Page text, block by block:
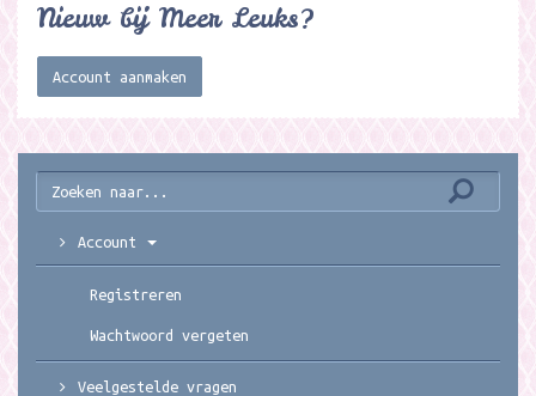
Nieuw bij Meer Leuks?
Account aanmaken
Account
Registreren
Wachtwoord vergeten
Veelgestelde vragen